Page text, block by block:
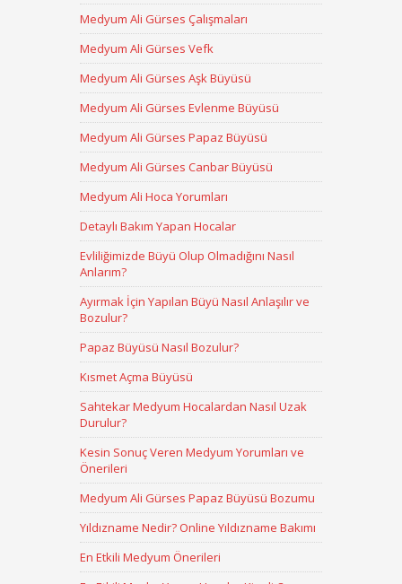
Medyum Ali Gürses Çalışmaları
Medyum Ali Gürses Vefk
Medyum Ali Gürses Aşk Büyüsü
Medyum Ali Gürses Evlenme Büyüsü
Medyum Ali Gürses Papaz Büyüsü
Medyum Ali Gürses Canbar Büyüsü
Medyum Ali Hoca Yorumları
Detaylı Bakım Yapan Hocalar
Evliliğimizde Büyü Olup Olmadığını Nasıl
Anlarım?
Ayırmak İçin Yapılan Büyü Nasıl Anlaşılır ve
Bozulur?
Papaz Büyüsü Nasıl Bozulur?
Kısmet Açma Büyüsü
Sahtekar Medyum Hocalardan Nasıl Uzak
Durulur?
Kesin Sonuç Veren Medyum Yorumları ve
Önerileri
Medyum Ali Gürses Papaz Büyüsü Bozumu
Yıldızname Nedir? Online Yıldızname Bakımı
En Etkili Medyum Önerileri